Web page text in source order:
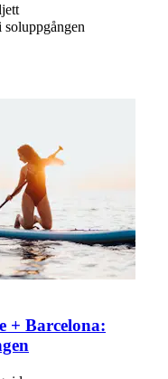
+ Barcelona: